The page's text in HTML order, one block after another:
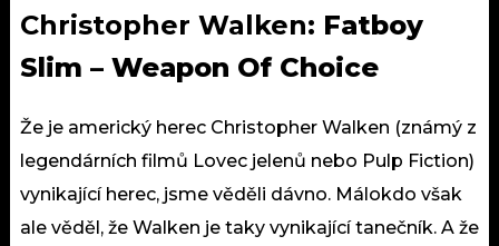
Christopher Walken: Fatboy
Slim – Weapon Of Choice
Že je americký herec Christopher Walken (známý z
legendárních filmů Lovec jelenů nebo Pulp Fiction)
vynikající herec, jsme věděli dávno. Málokdo však
ale věděl, že Walken je taky vynikající tanečník. A že